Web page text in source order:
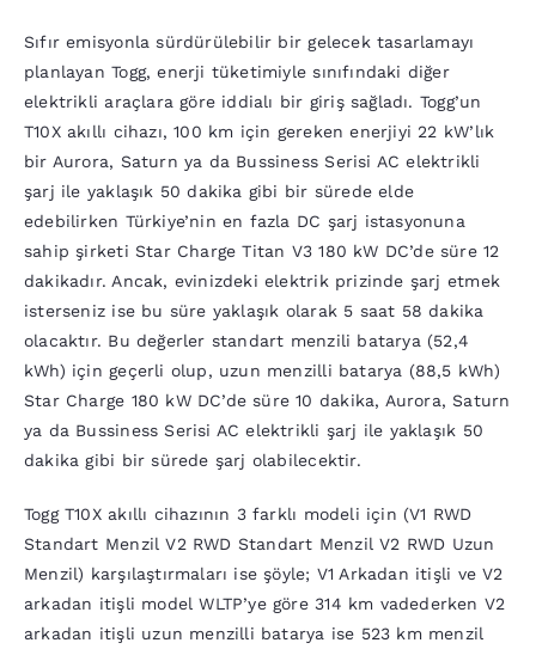
Sıfır emisyonla sürdürülebilir bir gelecek tasarlamayı
planlayan Togg, enerji tüketimiyle sınıfındaki diğer
elektrikli araçlara göre iddialı bir giriş sağladı. Togg’un
T10X akıllı cihazı, 100 km için gereken enerjiyi 22 kW’lık
bir Aurora, Saturn ya da Bussiness Serisi AC elektrikli
şarj ile yaklaşık 50 dakika gibi bir sürede elde
edebilirken Türkiye’nin en fazla DC şarj istasyonuna
sahip şirketi Star Charge Titan V3 180 kW DC’de süre 12
dakikadır. Ancak, evinizdeki elektrik prizinde şarj etmek
isterseniz ise bu süre yaklaşık olarak 5 saat 58 dakika
olacaktır. Bu değerler standart menzili batarya (52,4
kWh) için geçerli olup, uzun menzilli batarya (88,5 kWh)
Star Charge 180 kW DC’de süre 10 dakika, Aurora, Saturn
ya da Bussiness Serisi AC elektrikli şarj ile yaklaşık 50
dakika gibi bir sürede şarj olabilecektir.
Togg T10X akıllı cihazının 3 farklı modeli için (V1 RWD
Standart Menzil V2 RWD Standart Menzil V2 RWD Uzun
Menzil) karşılaştırmaları ise şöyle; V1 Arkadan itişli ve V2
arkadan itişli model WLTP’ye göre 314 km vadederken V2
arkadan itişli uzun menzilli batarya ise 523 km menzil